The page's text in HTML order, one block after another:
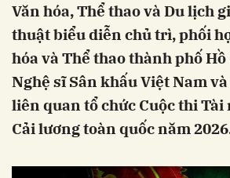
Văn hóa, Thể thao và Du lịch
thuật biểu diễn chủ trì, phối
hóa và Thể thao thành phố
Nghệ sĩ Sân khấu Việt Nam
liên quan tổ chức Cuộc thi
Cải lương toàn quốc năm